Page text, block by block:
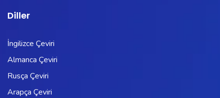
Diller
İngilizce Çeviri
Almanca Çeviri
Rusça Çeviri
Arapça Çeviri